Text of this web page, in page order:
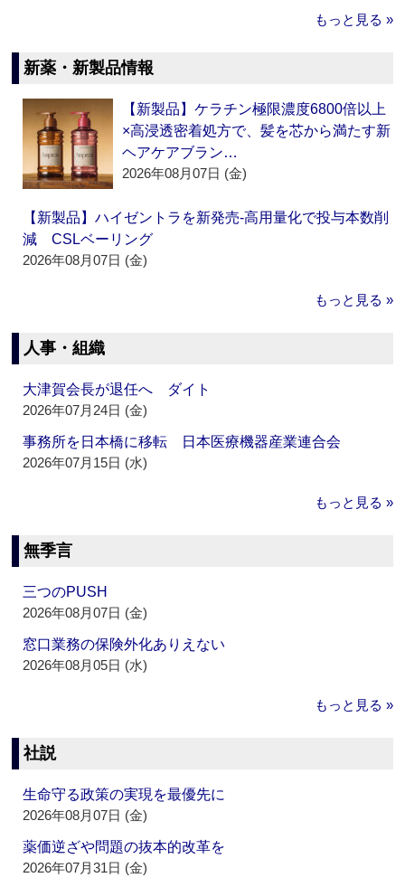
もっと見る »
新薬・新製品情報
【新製品】ケラチン極限濃度6800倍以上
×高浸透密着処方で、髪を芯から満たす新
ヘアケアブラン…
2026年08月07日 (金)
【新製品】ハイゼントラを新発売‐高用量化で投与本数削
減 CSLベーリング
2026年08月07日 (金)
もっと見る »
人事・組織
大津賀会長が退任へ ダイト
2026年07月24日 (金)
事務所を日本橋に移転 日本医療機器産業連合会
2026年07月15日 (水)
もっと見る »
無季言
三つのPUSH
2026年08月07日 (金)
窓口業務の保険外化ありえない
2026年08月05日 (水)
もっと見る »
社説
生命守る政策の実現を最優先に
2026年08月07日 (金)
薬価逆ざや問題の抜本的改革を
2026年07月31日 (金)